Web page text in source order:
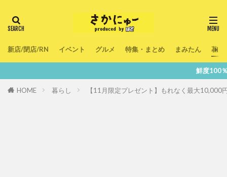
新店/閉店/RN イベント グルメ 特集・まとめ まみたん 暮ら
鮮度100％！堺・南大阪
HOME 暮らし 【11月限定プレゼント】もれなく最大